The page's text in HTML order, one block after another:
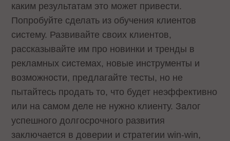
каким результатам это может привести.
Попробуйте сделать из обучения клиентов
систему. Развивайте своих клиентов,
рассказывайте им про новинки и тренды в
рекламных системах, новые инструменты и
возможности, предлагайте тесты, но не
пытайтесь продать то, что будет неэффективно
или на самом деле не нужно клиенту. Залог
успешного долгосрочного развития
заключается в доверии и стратегии win-win,